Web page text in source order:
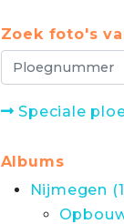
Zoek foto's
Speciale
Albums
Nijmegen